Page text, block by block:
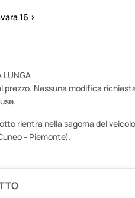
16 >
LUNGA
prezzo. Nessuna modifica
rientra nella sagoma del
- Piemonte).